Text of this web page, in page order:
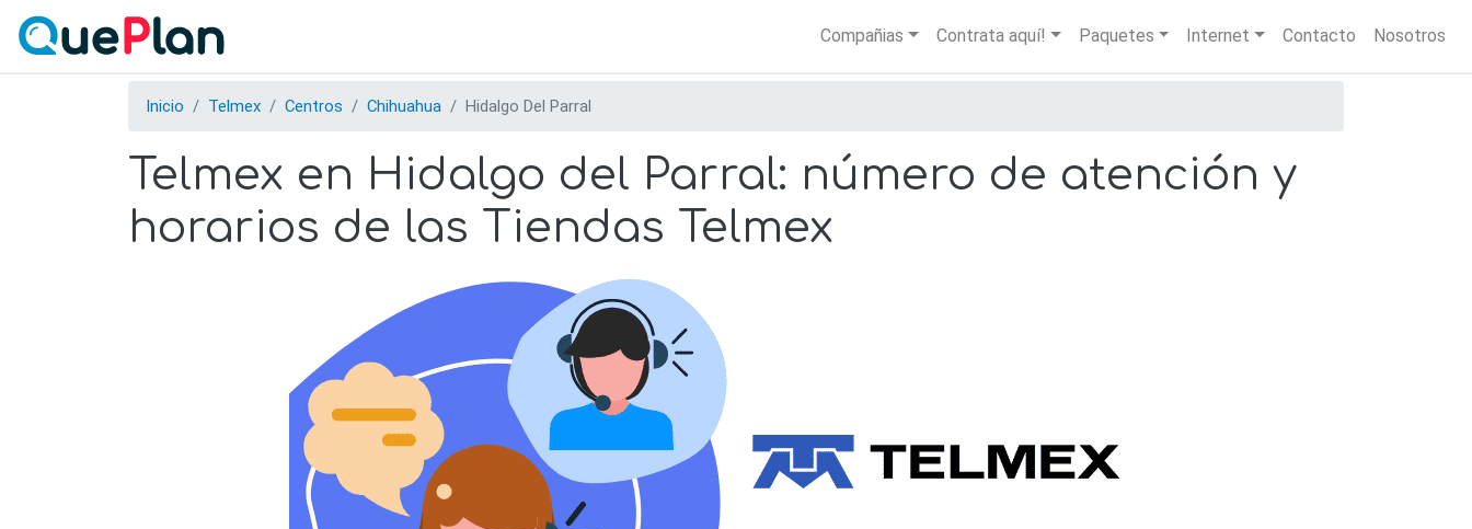
Main navigation
Compañias Contrata aquí! Paquetes Internet Contacto Nosotros
Inicio Telmex Centros Chihuahua Hidalgo Del Parral
Telmex en Hidalgo del Parral: número de atención y
horarios de las Tiendas Telmex